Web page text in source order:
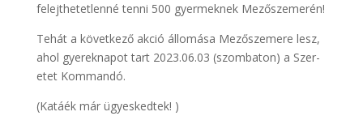
felejthetetlenné tenni 500 gyermeknek Mezőszemerén!
Tehát a következő akció állomása Mezőszemere lesz,
ahol gyereknapot tart 2023.06.03 (szombaton) a Szer-
etet Kommandó.
(Katáék már ügyeskedtek! )